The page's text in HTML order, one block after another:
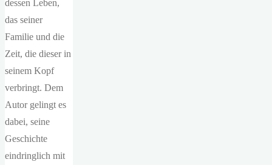
dessen Leben,
das seiner
Familie und die
Zeit, die dieser in
seinem Kopf
verbringt. Dem
Autor gelingt es
dabei, seine
Geschichte
eindringlich mit